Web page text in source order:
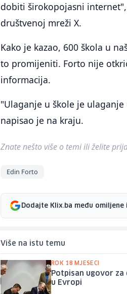
dobiti širokopojasni
društvenoj mreži X.
Kako je kazao, 600 škola u
to promijeniti. Forto nije
informacija.
"Ulaganje u škole je
napisao je na kraju.
Znate nešto više o temi ili želite
Edin Forto
Dodajte Klix.ba među omiljene
Više na istu temu
ROK 18 MJESECI
Potpisan ugovor
u Evropi